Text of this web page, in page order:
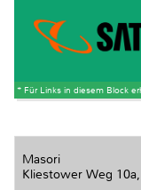
* Für Links in diesem Block
Masori
Kliestower Weg 10a,